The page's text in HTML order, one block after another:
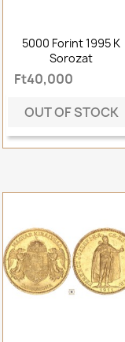
5000 Forint 1995 K
Sorozat
Ft40,000
OUT OF STOCK